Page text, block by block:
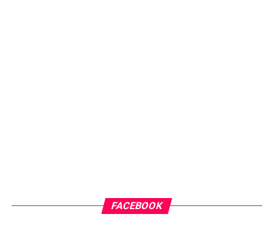
FACEBOOK